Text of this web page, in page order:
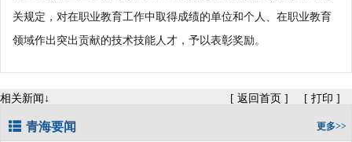
关规定，对在职业教育工作中取得成绩的单位和个人、在职业教育
领域作出突出贡献的技术技能人才，予以表彰奖励。
相关新闻↓ [ 返回首页 ] [ 打印 ]
青海要闻 更多>>